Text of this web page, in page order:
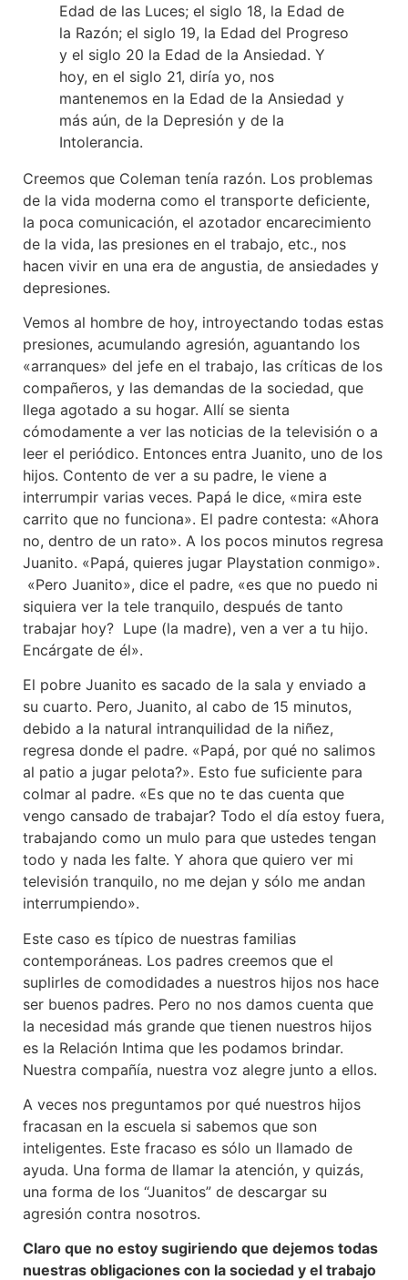
Edad de las Luces; el siglo 18, la Edad de
la Razón; el siglo 19, la Edad del Progreso
y el siglo 20 la Edad de la Ansiedad. Y
hoy, en el siglo 21, diría yo, nos
mantenemos en la Edad de la Ansiedad y
más aún, de la Depresión y de la
Intolerancia.
Creemos que Coleman tenía razón. Los problemas
de la vida moderna como el transporte deficiente,
la poca comunicación, el azotador encarecimiento
de la vida, las presiones en el trabajo, etc., nos
hacen vivir en una era de angustia, de ansiedades y
depresiones.
Vemos al hombre de hoy, introyectando todas estas
presiones, acumulando agresión, aguantando los
«arranques» del jefe en el trabajo, las críticas de los
compañeros, y las demandas de la sociedad, que
llega agotado a su hogar. Allí se sienta
cómodamente a ver las noticias de la televisión o a
leer el periódico. Entonces entra Juanito, uno de los
hijos. Contento de ver a su padre, le viene a
interrumpir varias veces. Papá le dice, «mira este
carrito que no funciona». El padre contesta: «Ahora
no, dentro de un rato». A los pocos minutos regresa
Juanito. «Papá, quieres jugar Playstation conmigo».
«Pero Juanito», dice el padre, «es que no puedo ni
siquiera ver la tele tranquilo, después de tanto
trabajar hoy? Lupe (la madre), ven a ver a tu hijo.
Encárgate de él».
El pobre Juanito es sacado de la sala y enviado a
su cuarto. Pero, Juanito, al cabo de 15 minutos,
debido a la natural intranquilidad de la niñez,
regresa donde el padre. «Papá, por qué no salimos
al patio a jugar pelota?». Esto fue suficiente para
colmar al padre. «Es que no te das cuenta que
vengo cansado de trabajar? Todo el día estoy fuera,
trabajando como un mulo para que ustedes tengan
todo y nada les falte. Y ahora que quiero ver mi
televisión tranquilo, no me dejan y sólo me andan
interrumpiendo».
Este caso es típico de nuestras familias
contemporáneas. Los padres creemos que el
suplirles de comodidades a nuestros hijos nos hace
ser buenos padres. Pero no nos damos cuenta que
la necesidad más grande que tienen nuestros hijos
es la Relación Intima que les podamos brindar.
Nuestra compañía, nuestra voz alegre junto a ellos.
A veces nos preguntamos por qué nuestros hijos
fracasan en la escuela si sabemos que son
inteligentes. Este fracaso es sólo un llamado de
ayuda. Una forma de llamar la atención, y quizás,
una forma de los “Juanitos” de descargar su
agresión contra nosotros.
Claro que no estoy sugiriendo que dejemos todas
nuestras obligaciones con la sociedad y el trabajo